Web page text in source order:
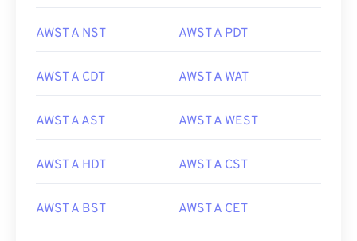
AWST A NST AWST A PDT
AWST A CDT AWST A WAT
AWST A AST AWST A WEST
AWST A HDT AWST A CST
AWST A BST AWST A CET